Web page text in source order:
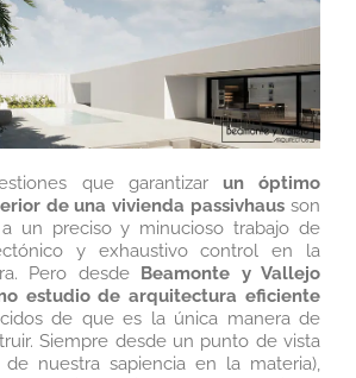
que garantizar un óptimo
de una vivienda passivhaus son
a un preciso y minucioso trabajo de
y exhaustivo control en la
Pero desde Beamonte y Vallejo
estudio de arquitectura eficiente
de que es la única manera de
Siempre desde un punto de vista
de nuestra sapiencia en la materia),